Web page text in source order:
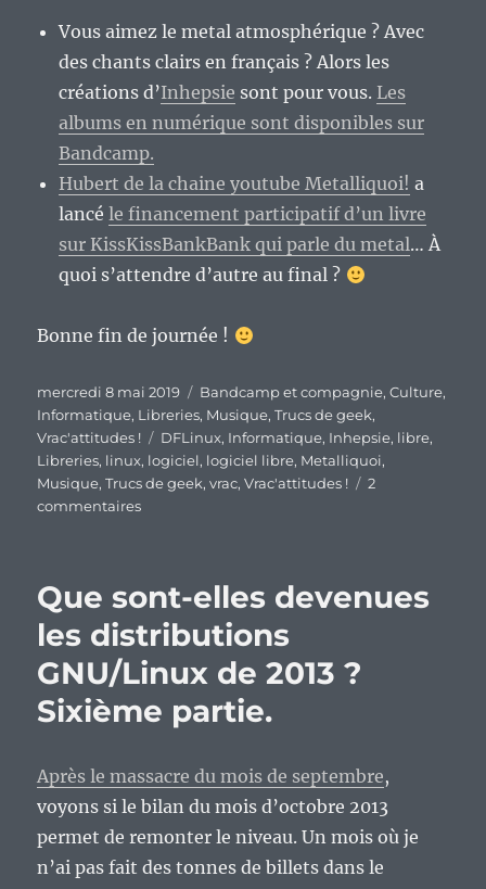
Vous aimez le metal atmosphérique ? Avec
des chants clairs en français ? Alors les
créations d’Inhepsie sont pour vous. Les
albums en numérique sont disponibles sur
Bandcamp.
Hubert de la chaine youtube Metalliquoi! a
lancéle financement participatif d’un livre
sur KissKissBankBank qui parle du metal… À
quoi s’attendre d’autre au final ?
Bonne fin de journée !
Publié
le
mercredi 8 mai 2019 Catégories
Bandcamp et compagnie,Culture,
Informatique, Libreries, Musique,Trucs de geek,
Vrac'attitudes !
Étiquettes
DFLinux, Informatique, Inhepsie, libre,
Libreries, linux, logiciel, logiciel libre, Metalliquoi,
Musique,Trucs de geek,vrac,Vrac'attitudes !
2
commentairessur
milieu
semaine…
Que sont-elles devenues
les distributions
GNU/Linux de 2013 ?
Sixième partie.
Après le massacre du mois de septembre,
voyons si le bilan du mois d’octobre 2013
permet de remonter le niveau. Un mois où je
n’ai pas fait des tonnes de billets dans le